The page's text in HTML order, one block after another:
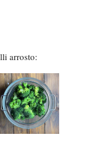
arrosto: